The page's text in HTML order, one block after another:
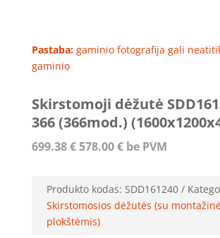
Pastaba:gaminio fotografija gali
gaminio
Skirstomoji dėžutė
366 (366mod.)
699.38€ 578.00€be PVM
Produkto kodas: SDD161240
Skirstomosios dėžutės (su
plokštėmis)